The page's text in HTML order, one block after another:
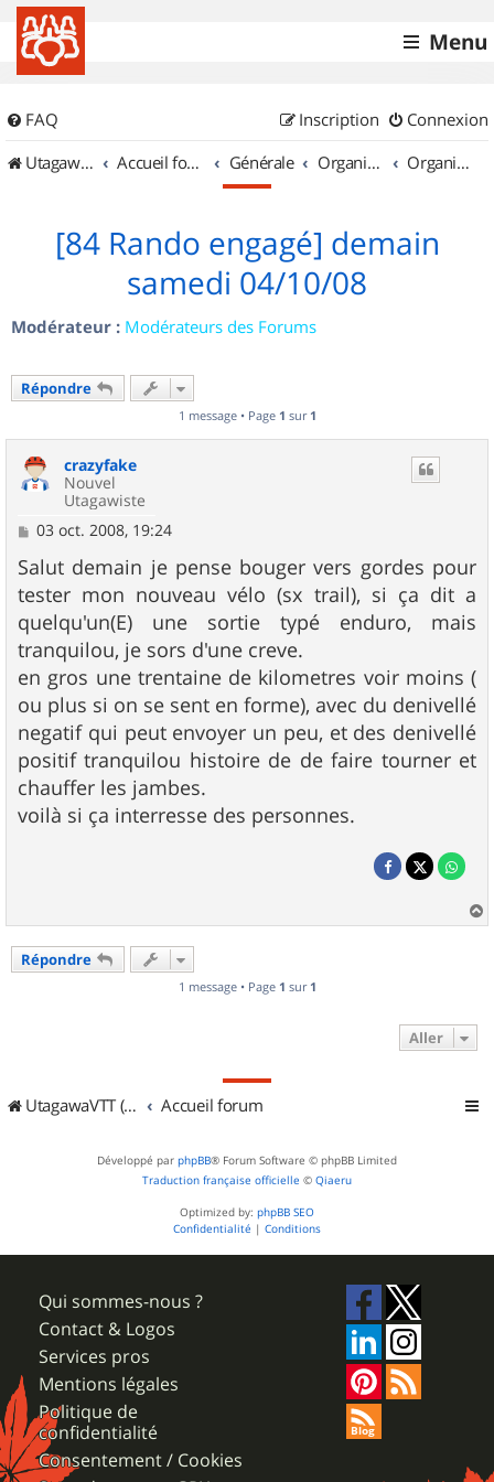
Menu
FAQ Connexion
Inscription
UtagawaVTT (Randos VTT et VTTAE avec traces GPS)
Accueil forum Générale Organisation de sorties & Recherche de partenaires Organisation de sorties en région Provence Alpes Côte d'Azur
[84 Rando engagé] demain
samedi 04/10/08
Modérateur : Modérateurs des Forums
Répondre
1 message • Page 1 sur 1
crazyfake
Nouvel
Utagawiste
M
s
s
a
g
e
03 oct. 2008, 19:24
Salut demain je pense bouger vers gordes pour
tester mon nouveau vélo (sx trail), si ça dit a
quelqu'un(E) une sortie typé enduro, mais
tranquilou, je sors d'une creve.
en gros une trentaine de kilometres voir moins (
ou plus si on se sent en forme), avec du denivellé
negatif qui peut envoyer un peu, et des denivellé
positif tranquilou histoire de de faire tourner et
chauffer les jambes.
voilà si ça interresse des personnes.
a
Répondre
1 message • Page 1 sur 1
Aller
UtagawaVTT (Randos VTT et VTTAE avec traces GPS) Accueil forum
Développé par phpBB® Forum Software © phpBB Limited
Traduction française officielle © Qiaeru
Optimized by: phpBB SEO
Confidentialité | Conditions
Qui sommes-nous ?
Contact & Logos
Services pros
Mentions légales
Politique de
confidentialité
Consentement / Cookies